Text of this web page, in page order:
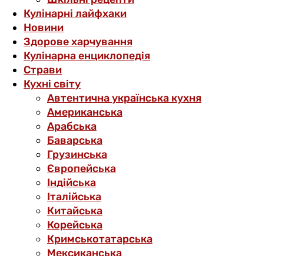
Кулінарні лайфхаки
Новини
Здорове харчування
Кулінарна енциклопедія
Страви
Кухні світу
Автентична українська кухня
Американська
Арабська
Баварська
Грузинська
Європейська
Індійська
Італійська
Китайська
Корейська
Кримськотатарська
Мексиканська